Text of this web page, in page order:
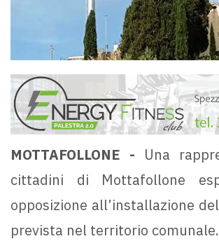
MOTTAFOLLONE - Una
cittadini di Mottafollone
opposizione all’installazione
prevista nel territorio comunale.